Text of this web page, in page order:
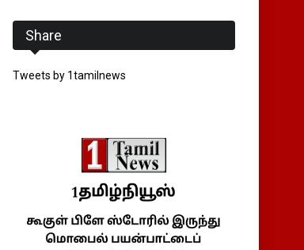
Share
Tweets by 1tamilnews